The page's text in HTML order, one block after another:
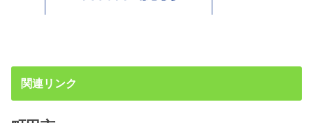
関連リンク